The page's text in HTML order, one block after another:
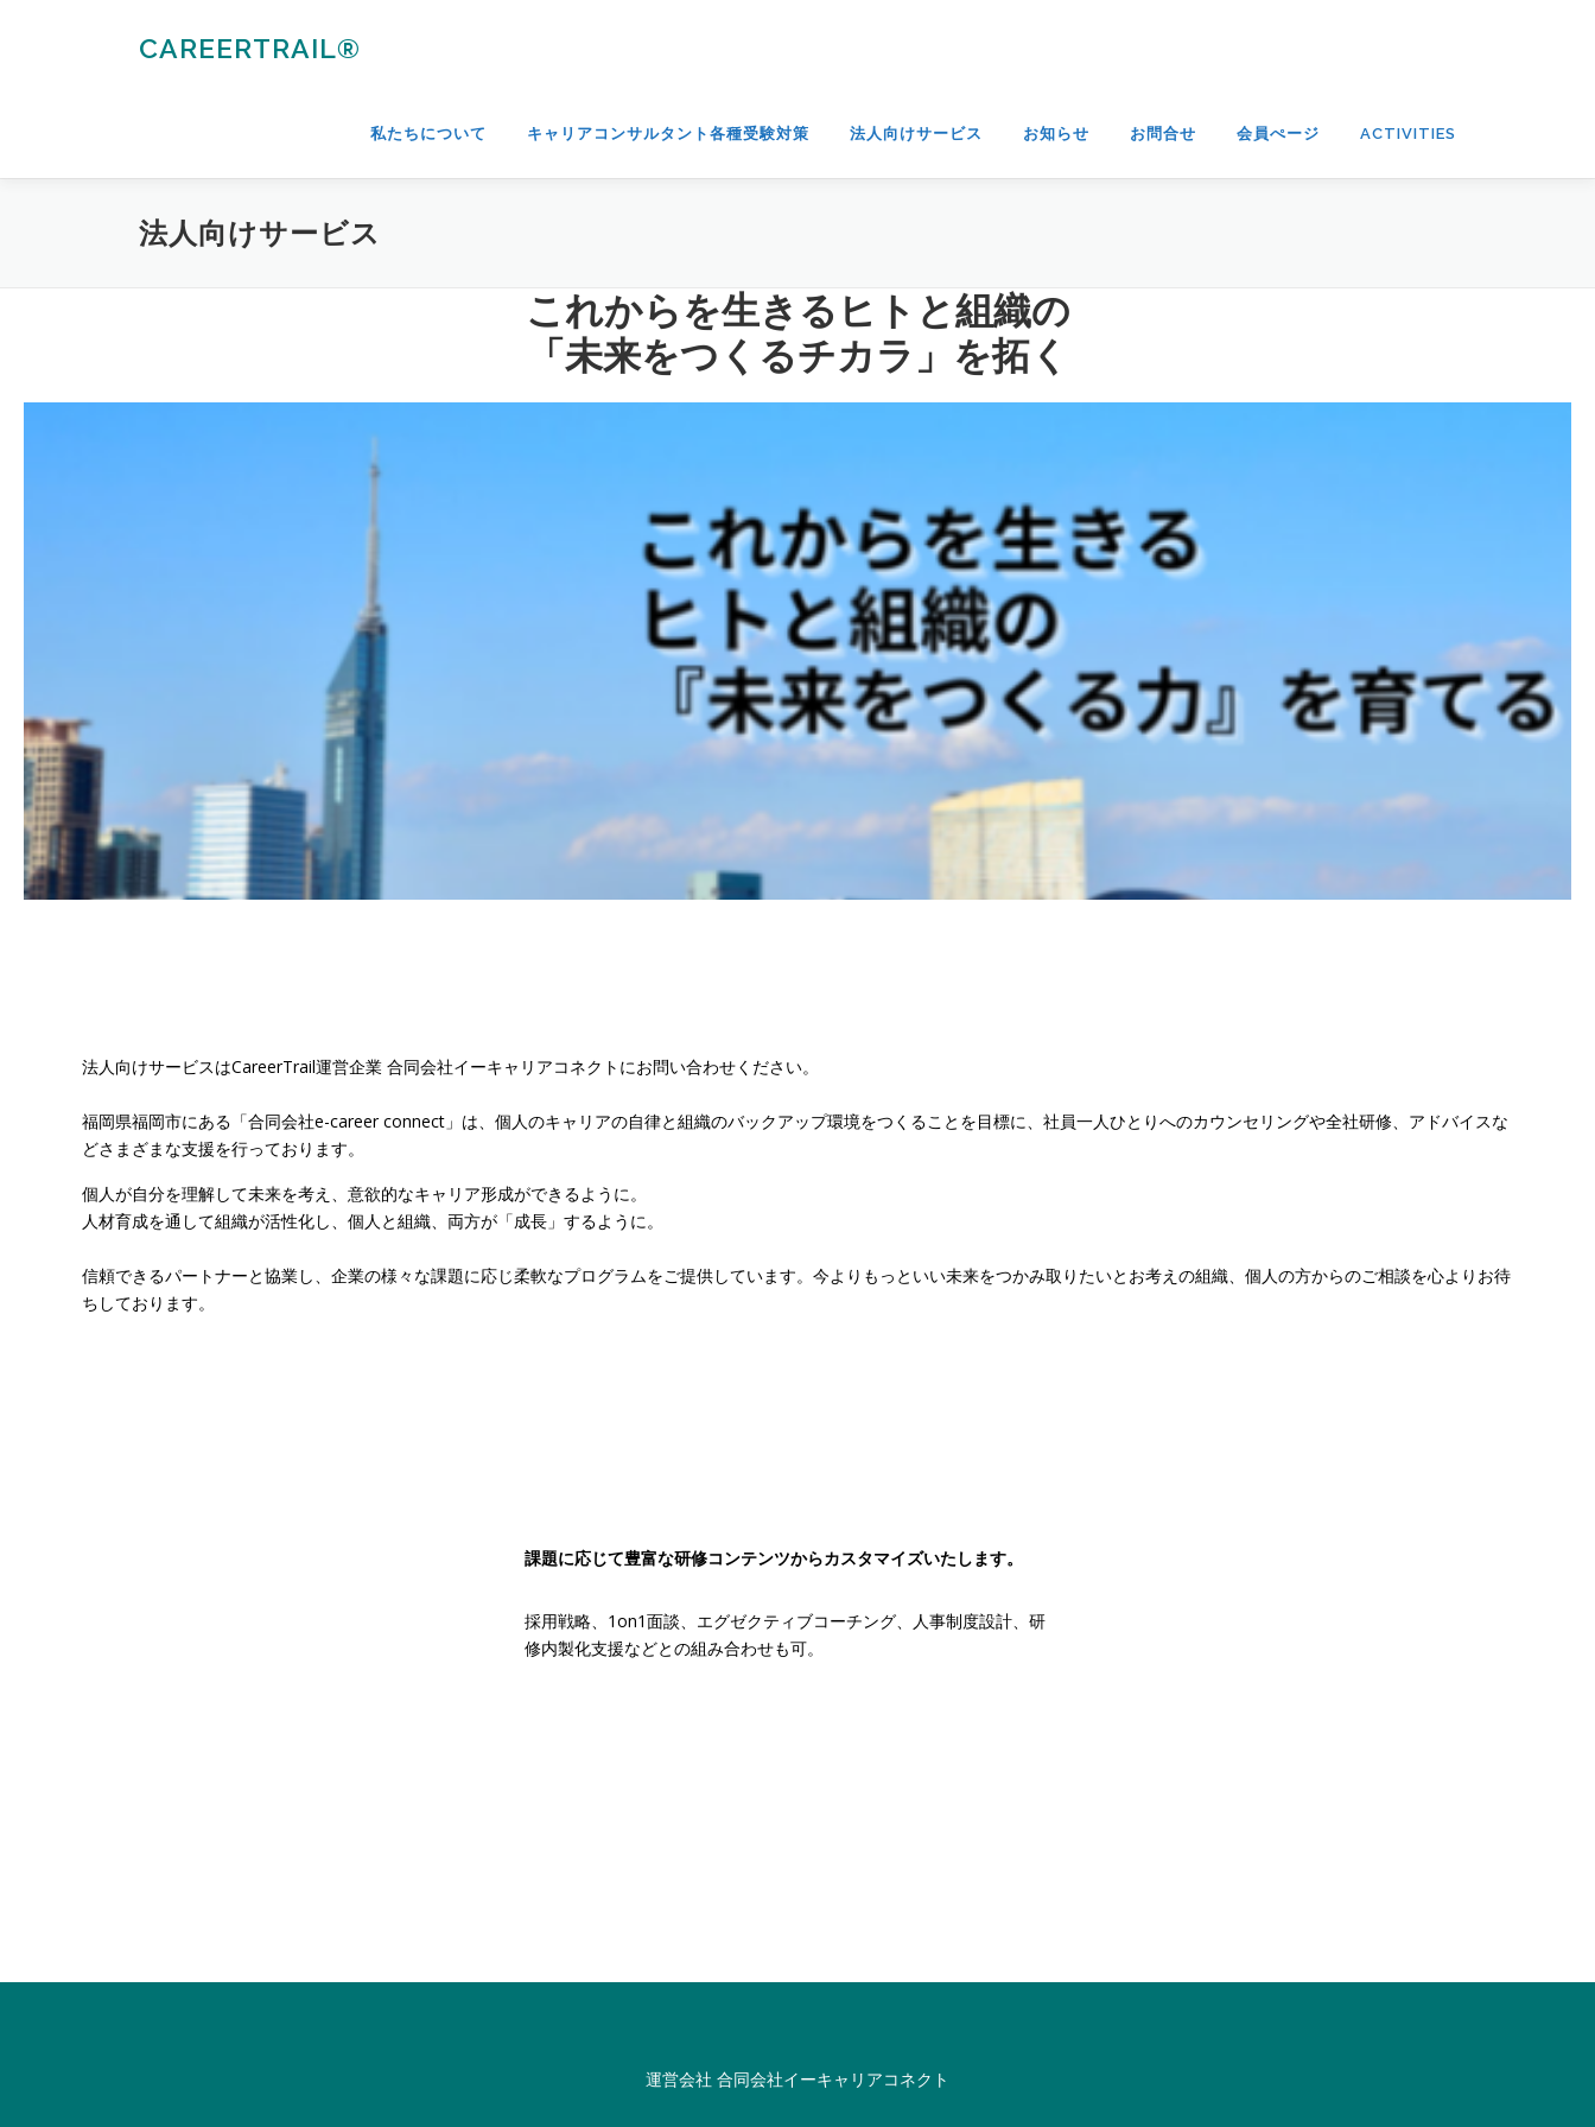
ス
CAREERTRAIL®
私たちについて キャリアコンサルタント各種受験対策 法人向けサービス お知らせ お問合せ 会員ぺージ ACTIVITIES
法人向けサービス
これからを生きるヒトと組織の
「未来をつくるチカラ」を拓く
法人向けサービスはCareerTrail運営企業 合同会社イーキャリアコネクトにお問い合わせください。
福岡県福岡市にある「合同会社e-career connect」は、個人のキャリアの自律と組織のバックアップ環境をつくることを目標に、社員一人ひとりへのカウンセリングや全社研修、アドバイスな
どさまざまな支援を行っております。
個人が自分を理解して未来を考え、意欲的なキャリア形成ができるように。
人材育成を通して組織が活性化し、個人と組織、両方が「成長」するように。
信頼できるパートナーと協業し、企業の様々な課題に応じ柔軟なプログラムをご提供しています。今よりもっといい未来をつかみ取りたいとお考えの組織、個人の方からのご相談を心よりお待
ちしております。
課題に応じて豊富な研修コンテンツからカスタマイズいたします。
採用戦略、1on1面談、エグゼクティブコーチング、人事制度設計、研
修内製化支援などとの組み合わせも可。
運営会社 合同会社イーキャリアコネクト